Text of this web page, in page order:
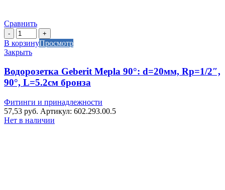
Сравнить
Количество
товара
Водорозетка
Geberit
Mepla
90°:
d=20мм,
90°,
L=5.2см
бронза
В корзинуПросмотр
Закрыть
Водорозетка Geberit Mepla 90°: d=20мм, Rp=1/2″,
90°, L=5.2см бронза
Фитинги и принадлежности
57,53 руб. Артикул: 602.293.00.5
Нет в наличии